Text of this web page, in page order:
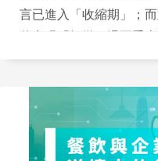
言已進入「收縮期」；
轉」。